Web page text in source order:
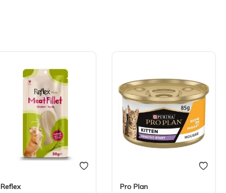
Reflex
Pro Plan